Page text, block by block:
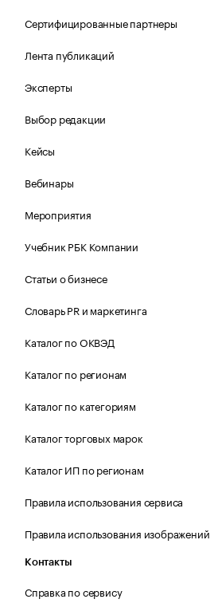
Сертифицированные партнеры
Лента публикаций
Эксперты
Выбор редакции
Кейсы
Вебинары
Мероприятия
Учебник РБК Компании
Статьи о бизнесе
Словарь PR и маркетинга
Каталог по ОКВЭД
Каталог по регионам
Каталог по категориям
Каталог торговых марок
Каталог ИП по регионам
Правила использования сервиса
Правила использования изображений
Контакты
Справка по сервису